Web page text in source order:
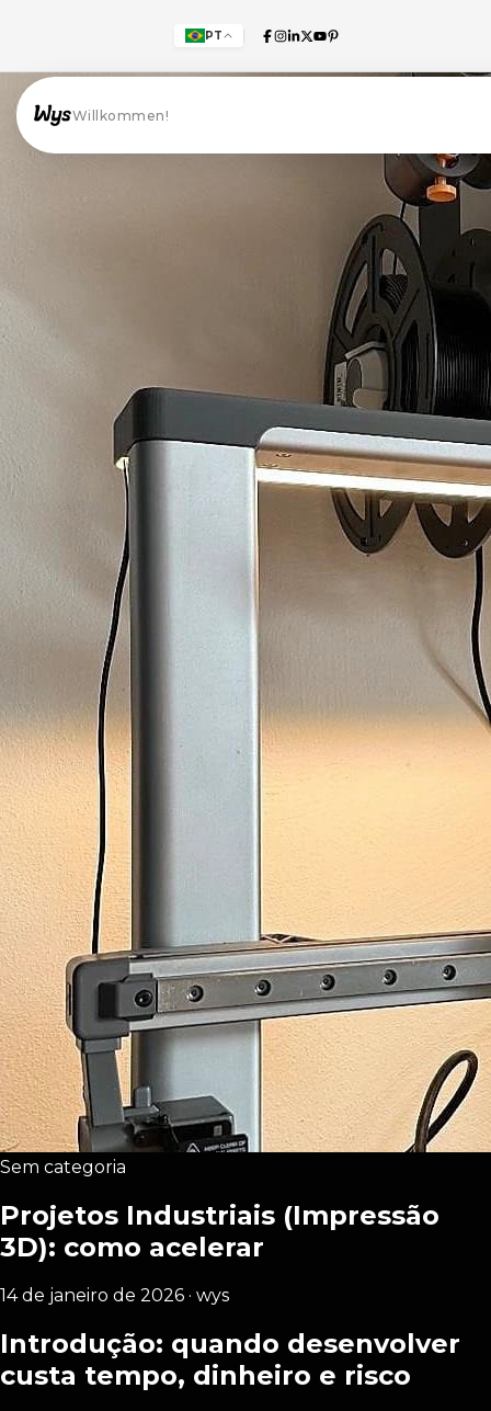
PT
Willkommen!
Sem categoria
Projetos Industriais (Impressão
3D): como acelerar
14 de janeiro de 2026 · wys
Introdução: quando desenvolver
custa tempo, dinheiro e risco